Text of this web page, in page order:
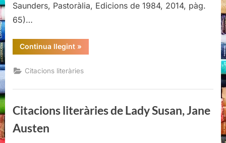
Saunders, Pastoràlia, Edicions de 1984, 2014, pàg.
65)…
Continua llegint“Citacions
literàries
Pastoràlia,
George
»
Citacions literàries
Citacions literàries de Lady Susan, Jane
Austen